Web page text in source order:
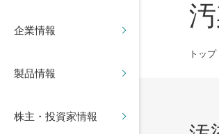
企業情報
製品情報
株主・投資家情報
トップ